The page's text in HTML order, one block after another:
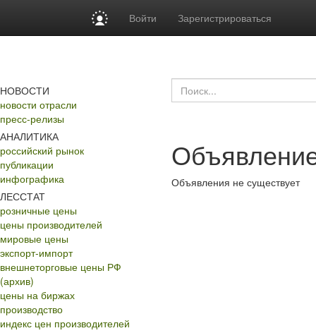
Войти Зарегистрироваться
НОВОСТИ
новости отрасли
пресс-релизы
АНАЛИТИКА
российский рынок
публикации
инфографика
ЛЕССТАТ
розничные цены
цены производителей
мировые цены
экспорт-импорт
внешнеторговые цены РФ
(архив)
цены на биржах
производство
индекс цен производителей
Объявления не существует